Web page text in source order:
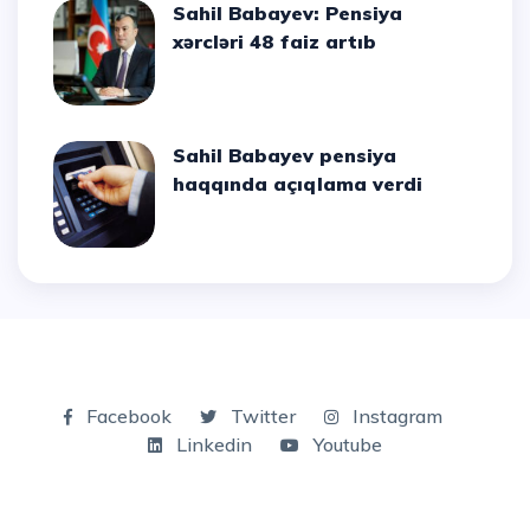
Sahil Babayev: Pensiya
xərcləri 48 faiz artıb
Sahil Babayev pensiya
haqqında açıqlama verdi
Facebook Twitter
Instagram
Linkedin
Youtube